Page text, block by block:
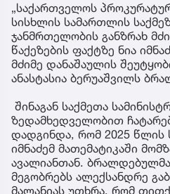
„საქართველოს
სისხლის სამართლის
ჯანმრთელობის განზრახ
წაქეზების ფაქტზე ნია
მძიმე დანაშაულის
ანასტასია ბერუაშვილს
შინაგან საქმეთა
ზედამხედველობით
დადგინდა, რომ 2025 წლის
იმნაძემ მათემატიკაში
ავალიანთან. ბრალდებულმა
მეგობრებს ალექსანდრე
მალანიას უთხრა, რომ